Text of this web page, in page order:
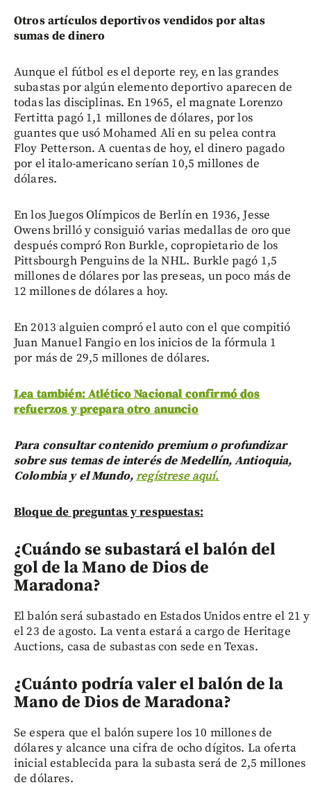
Otros artículos deportivos vendidos por altas
sumas de dinero
Aunque el fútbol es el deporte rey, en las grandes
subastas por algún elemento deportivo aparecen de
todas las disciplinas. En 1965, el magnate Lorenzo
Fertitta pagó 1,1 millones de dólares, por los
guantes que usó Mohamed Ali en su pelea contra
Floy Petterson. A cuentas de hoy, el dinero pagado
por el italo-americano serían 10,5 millones de
dólares.
En los Juegos Olímpicos de Berlín en 1936, Jesse
Owens brilló y consiguió varias medallas de oro que
después compró Ron Burkle, copropietario de los
Pittsbourgh Penguins de la NHL. Burkle pagó 1,5
millones de dólares por las preseas, un poco más de
12 millones de dólares a hoy.
En 2013 alguien compró el auto con el que compitió
Juan Manuel Fangio en los inicios de la fórmula 1
por más de 29,5 millones de dólares.
Lea también: Atlético Nacional confirmó dos
refuerzos y prepara otro anuncio
Para consultar contenido premium o profundizar
sobre sus temas de interés de Medellín, Antioquia,
Colombia y el Mundo,regístrese aquí.
Bloque de preguntas y respuestas:
¿Cuándo se subastará el balón del
gol de la Mano de Dios de
Maradona?
El balón será subastado en Estados Unidos entre el 21 y
el 23 de agosto. La venta estará a cargo de Heritage
Auctions, casa de subastas con sede en Texas.
¿Cuánto podría valer el balón de la
Mano de Dios de Maradona?
Se espera que el balón supere los 10 millones de
dólares y alcance una cifra de ocho dígitos. La oferta
inicial establecida para la subasta será de 2,5 millones
de dólares.